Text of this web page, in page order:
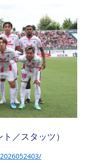
イド 公式アプリ
ド
サポートスタッフ
インパクトレポート
取り組み実績
ソフットサルパーク長居
招待券引換方法 先行入場
・命名書
ファンクラブ
メディア 30周年
／スタッツ）